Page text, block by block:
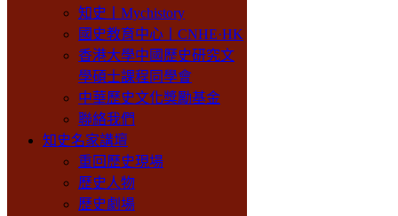
知史丨Mychistory
國史教育中心丨CNHE·HK
香港大學中國歷史研究文
學碩士課程同學會
中華歷史文化獎勵基金
聯絡我們
知史名家講壇
重回歷史現場
歷史人物
歷史劇場